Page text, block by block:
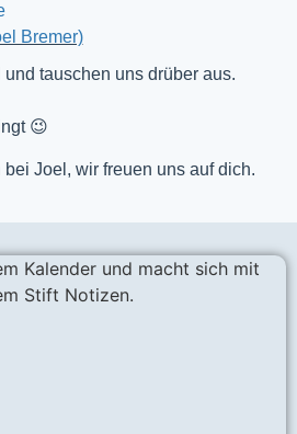
Bremer)
tauschen uns drüber aus.
😉
bei Joel, wir freuen uns auf dich.